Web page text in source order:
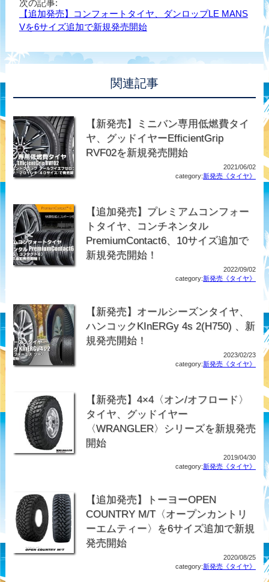
次の記事:
【追加発売】コンフォートタイヤ、ダンロップLE MANS
Vを6サイズ追加で新規発売開始
関連記事
【新発売】ミニバン専用低燃費タイ
ヤ、グッドイヤーEfficientGrip
RVF02を新規発売開始
2021/06/02
category:新発売《タイヤ》
【追加発売】プレミアムコンフォー
トタイヤ、コンチネンタル
PremiumContact6、10サイズ追加で
新規発売開始！
2022/09/02
category:新発売《タイヤ》
【新発売】オールシーズンタイヤ、
ハンコックKInERGy 4s 2(H750) 、新
規発売開始！
2023/02/23
category:新発売《タイヤ》
【新発売】4×4〈オン/オフロード〉
タイヤ、グッドイヤー
〈WRANGLER〉シリーズを新規発売
開始
2019/04/30
category:新発売《タイヤ》
【追加発売】トーヨーOPEN
COUNTRY M/T〈オープンカントリ
ーエムティー〉を6サイズ追加で新規
発売開始
2020/08/25
category:新発売《タイヤ》